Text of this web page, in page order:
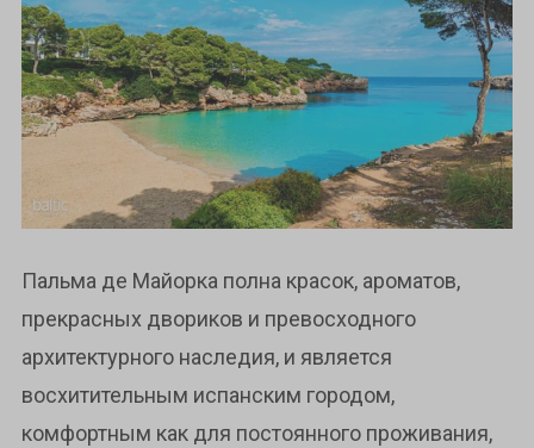
Пальма де Майорка полна красок, ароматов,
прекрасных двориков и превосходного
архитектурного наследия, и является
восхитительным испанским городом,
комфортным как для постоянного проживания,